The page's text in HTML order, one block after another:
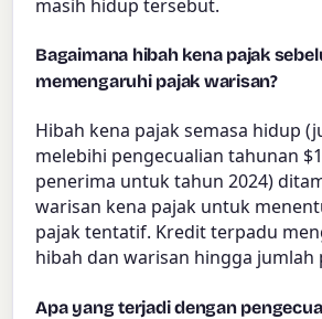
masih hidup tersebut.
Bagaimana hibah kena pajak
memengaruhi pajak warisan?
Hibah kena pajak semasa hidup
melebihi pengecualian tahunan
penerima untuk tahun 2024)
warisan kena pajak untuk
pajak tentatif. Kredit terpadu
hibah dan warisan hingga jumlah
Apa yang terjadi dengan